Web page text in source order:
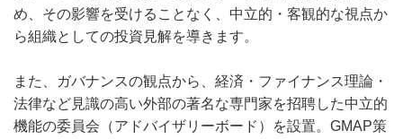
め、その影響を受けることなく、中立的・客観的な視点か
ら組織としての投資見解を導きます。
また、ガバナンスの観点から、経済・ファイナンス理論・
法律など見識の高い外部の著名な専門家を招聘した中立的
機能の委員会（アドバイザリーボード）を設置。GMAP策